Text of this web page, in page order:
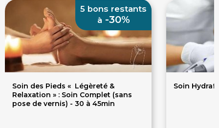
Soin des Pieds « Légèreté &
Relaxation » : Soin Complet (sans
pose de vernis) - 30 à 45min
5 bons restants
à -30%
Soin